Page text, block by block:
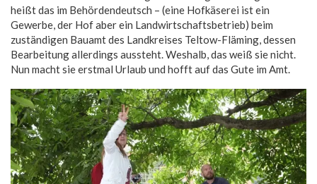
heißt das im Behördendeutsch – (eine Hofkäserei ist ein
Gewerbe, der Hof aber ein Landwirtschaftsbetrieb) beim
zuständigen Bauamt des Landkreises Teltow-Fläming, dessen
Bearbeitung allerdings aussteht. Weshalb, das weiß sie nicht.
Nun macht sie erstmal Urlaub und hofft auf das Gute im Amt.